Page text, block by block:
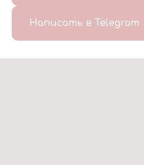
Написать в Telegram